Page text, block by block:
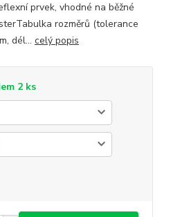
prvek, vhodné na běžné
rozměrů (tolerance
dél... celý popis
2 ks